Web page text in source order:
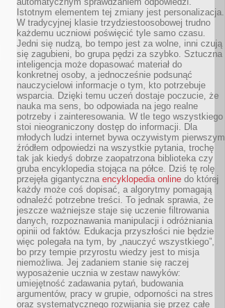
Istotnym elementem tej zmiany jest personalizacja.
W tradycyjnej klasie trzydziestoosobowej trudno
każdemu uczniowi poświęcić tyle samo czasu.
Jedni się nudzą, bo tempo jest za wolne, inni czują
się zagubieni, bo grupa pędzi za szybko. Sztuczna
inteligencja może dopasować materiał do
konkretnej osoby, a jednocześnie podsunąć
nauczycielowi informacje o tym, kto potrzebuje
wsparcia. Dzięki temu uczeń dostaje poczucie, że
nauka ma sens, bo odpowiada na jego realne
potrzeby i zainteresowania. W tle tego wszystkiego
stoi nieograniczony dostęp do informacji. Dla
młodych ludzi internet bywa oczywistym pierwszym
źródłem odpowiedzi na wszystkie pytania, trochę
tak jak kiedyś dobrze zaopatrzona biblioteka czy
gruba encyklopedia stojąca na półce. Dziś tę rolę
przejęła gigantyczna encyklopedia online do której
każdy może coś dopisać, a algorytmy pomagają
odnaleźć potrzebne treści. To jednak sprawia, że
jeszcze ważniejsze staje się uczenie filtrowania
danych, rozpoznawania manipulacji i odróżniania
opinii od faktów. Edukacja przyszłości nie będzie
więc polegała na tym, by „nauczyć wszystkiego”,
bo przy tempie przyrostu wiedzy jest to misja
niemożliwa. Jej zadaniem stanie się raczej
wyposażenie ucznia w zestaw nawyków:
umiejętność zadawania pytań, budowania
argumentów, pracy w grupie, odporności na stres
oraz systematycznego rozwijania się przez całe